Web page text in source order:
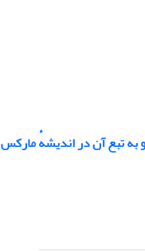
به تبع آن در اندیشهٔ مارکس